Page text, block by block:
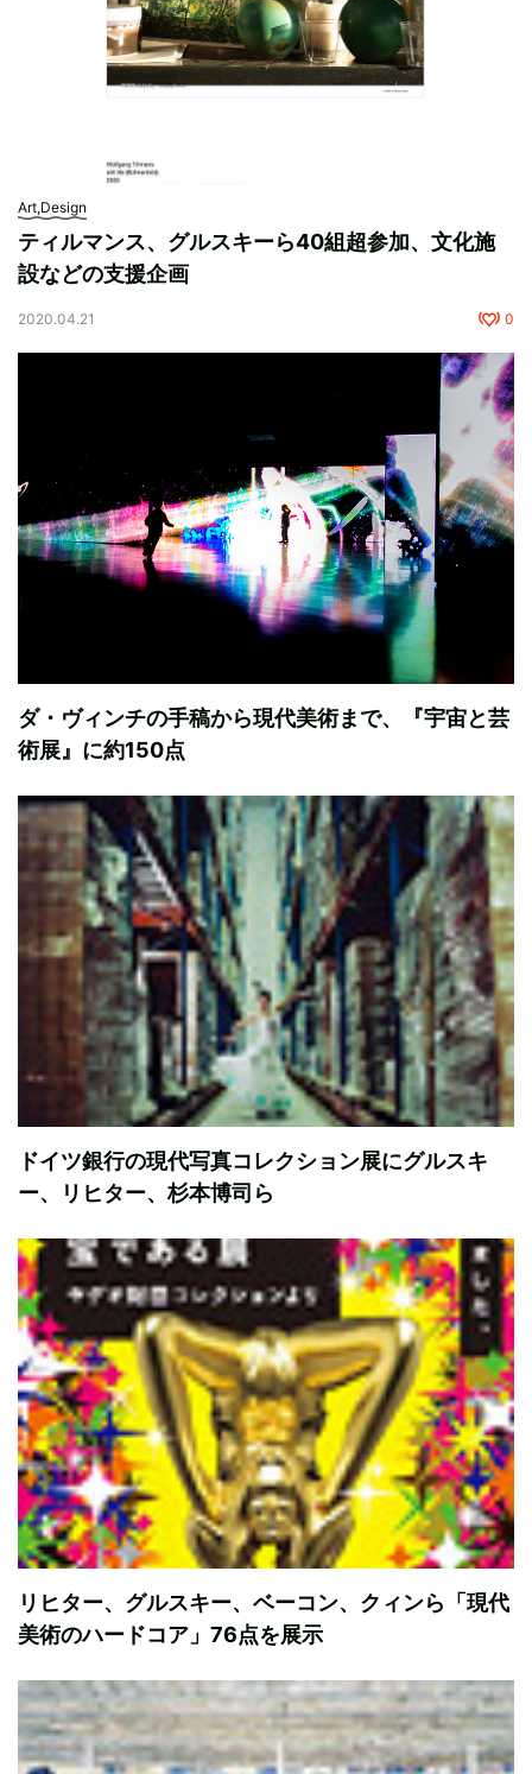
Art,Design
ティルマンス、グルスキーら40組超参加、文化施
設などの支援企画
2020.04.21 0
ダ・ヴィンチの手稿から現代美術まで、『宇宙と芸
術展』に約150点
ドイツ銀行の現代写真コレクション展にグルスキ
ー、リヒター、杉本博司ら
リヒター、グルスキー、ベーコン、クィンら「現代
美術のハードコア」76点を展示